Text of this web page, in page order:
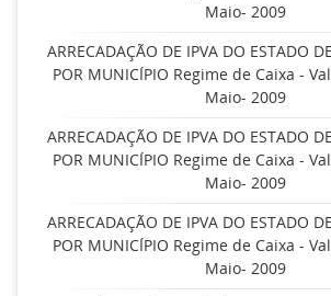
Maio- 2009
ARRECADAÇÃO DE IPVA DO ESTADO
POR MUNICÍPIO Regime de Caixa -
Maio- 2009
ARRECADAÇÃO DE IPVA DO ESTADO
POR MUNICÍPIO Regime de Caixa -
Maio- 2009
ARRECADAÇÃO DE IPVA DO ESTADO
POR MUNICÍPIO Regime de Caixa -
Maio- 2009